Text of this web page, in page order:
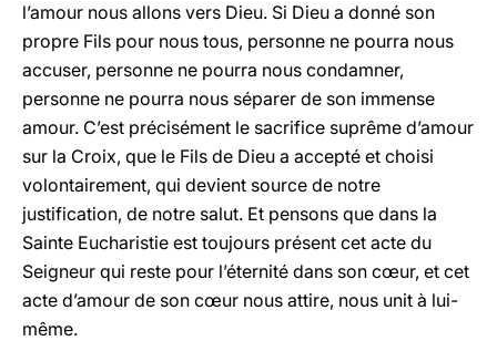
l’amour nous allons vers Dieu. Si Dieu a donné son
propre Fils pour nous tous, personne ne pourra nous
accuser, personne ne pourra nous condamner,
personne ne pourra nous séparer de son immense
amour. C’est précisément le sacrifice suprême d’amour
sur la Croix, que le Fils de Dieu a accepté et choisi
volontairement, qui devient source de notre
justification, de notre salut. Et pensons que dans la
Sainte Eucharistie est toujours présent cet acte du
Seigneur qui reste pour l’éternité dans son cœur, et cet
acte d’amour de son cœur nous attire, nous unit à lui-
même.